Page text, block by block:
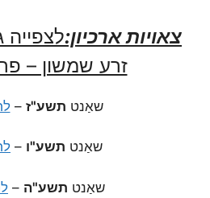
צאויות ארכיון:לצפייה
זרע שמשון –
שאַנט תשע"ז –
שאַנט תשע"ו –
שאַנט תשע"ה –